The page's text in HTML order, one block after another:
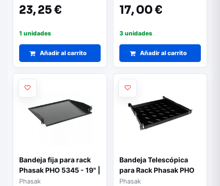
23,25 €
1 unidades
Añadir al carrito
17,00 €
3 unidades
Añadir al carrito
Bandeja fija para rack
Phasak PHO 5345 - 19" |
Altura 1U | Montaje
Phasak
Bandeja Telescópica
para Rack Phasak PHO
5082/ 19"/ Altura 1U
Phasak